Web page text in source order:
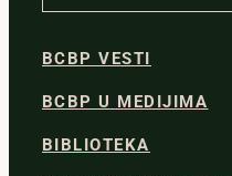
BCBP VESTI
BCBP U MEDIJIMA
BIBLIOTEKA